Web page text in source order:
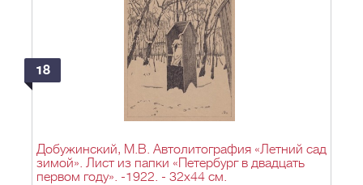
18
Добужинский, М.В. Автолитография «Летний сад
зимой». Лист из папки «Петербург в двадцать
первом году». -1922. - 32х44 см.